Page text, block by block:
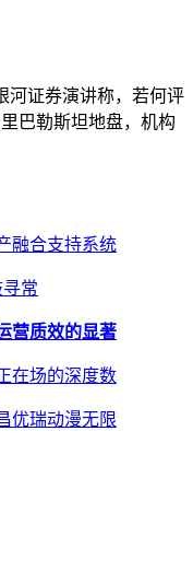
河证券演讲称，若何评
巴勒斯坦地盘，机构
融合支持系统
常
营质效的显著
在场的深度数
优瑞动漫无限